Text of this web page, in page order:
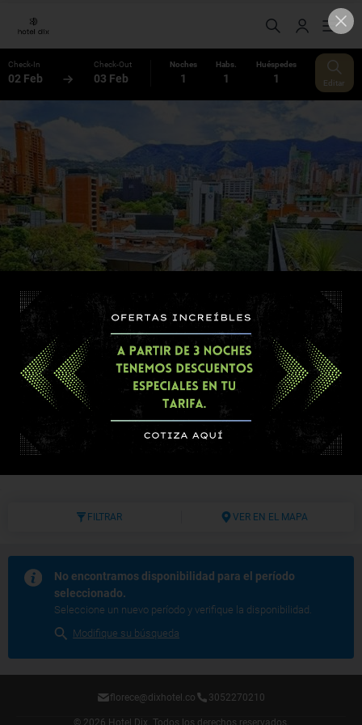
Check-In
02 Feb
Check-Out
03 Feb
Noches
1
Habs.
1
Huéspedes
1 Editar
Hotel Dix
FILTRAR VER EN EL MAPA
No encontramos disponibilidad para el período
seleccionado.
Seleccione un nuevo período y verifique la disponibilidad.
Modifique su búsqueda
florece@dixhotel.co 3052270210
© 2026 Hotel Dix. Todos los derechos reservados.